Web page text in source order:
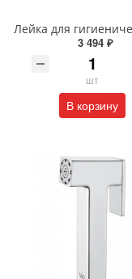
3 494 ₽
шт
В корзину